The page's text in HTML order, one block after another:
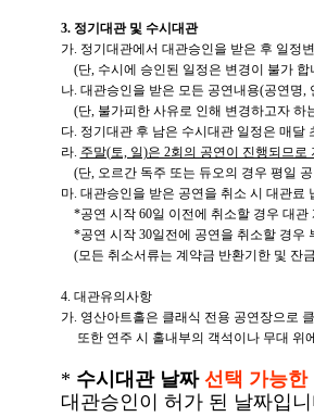
3. 정기대관 및 수시대관
가. 정기대관에서 대관승인을 받은 후 일정
(단, 수시에 승인된 일정은 변경이 불가 합
나. 대관승인을 받은 모든 공연내용(공연명
(단, 불가피한 사유로 인해 변경하고자 하
다. 정기대관 후 남은 수시대관 일정은 매
라. 주말(토, 일)은 2회의 공연이 진행되므
(단, 오르간 독주 또는 듀오의 경우 평일
마. 대관승인을 받은 공연을 취소 시 대관료
*공연 시작 60일 이전에 취소할 경우 대관
*공연 시작 30일전에 공연을 취소할 경우
(모든 취소서류는 계약금 반환기한 및 잔
4. 대관유의사항
가. 영산아트홀은 클래식 전용 공연장으로
또한 연주 시 홀내부의 객석이나 무대 위
* 수시대관 날짜 선택 가능한
대관승인이 허가 된 날짜입